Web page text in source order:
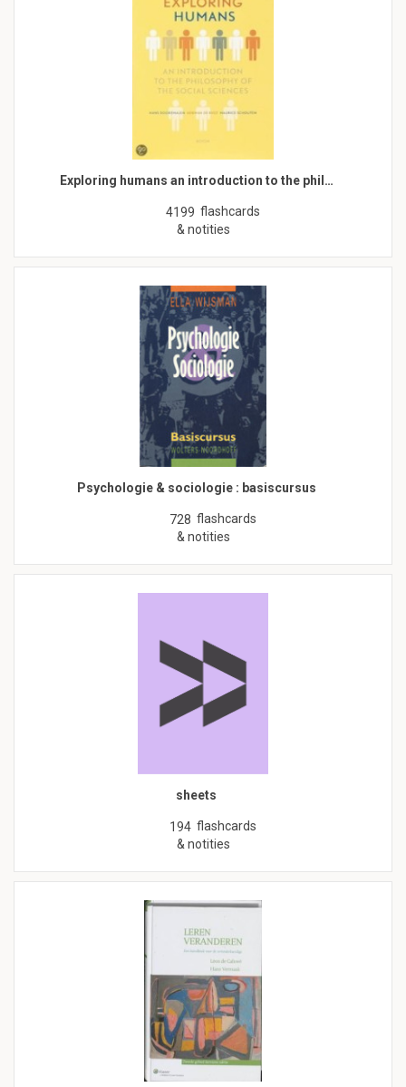
Exploring humans an introduction to the phil…
4199 flashcards
& notities
Psychologie & sociologie : basiscursus
728 flashcards
& notities
sheets
194 flashcards
& notities